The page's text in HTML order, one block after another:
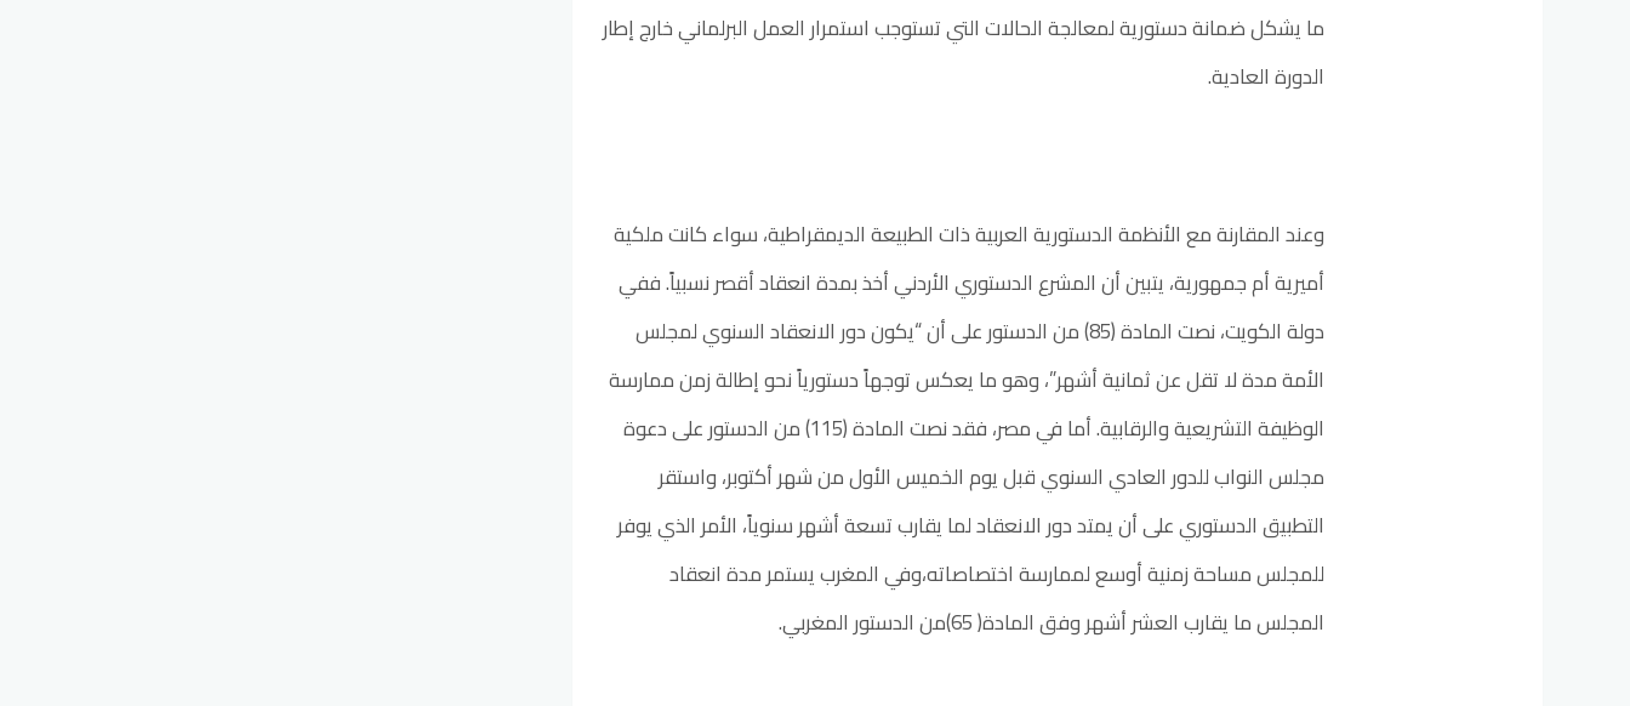
ما يشكل ضمانة دستورية لمعالجة الحالات التي تستوجب استمرار العمل البرلماني خارج إطار
الدورة العادية.
وعند المقارنة مع الأنظمة الدستورية العربية ذات الطبيعة الديمقراطية، سواء كانت ملكية
أميرية أم جمهورية، يتبين أن المشرع الدستوري الأردني أخذ بمدة انعقاد أقصر نسبياً. ففي
دولة الكويت، نصت المادة (85) من الدستور على أن “يكون دور الانعقاد السنوي لمجلس
الأمة مدة لا تقل عن ثمانية أشهر”، وهو ما يعكس توجهاً دستورياً نحو إطالة زمن ممارسة
الوظيفة التشريعية والرقابية. أما في مصر، فقد نصت المادة (115) من الدستور على دعوة
مجلس النواب للدور العادي السنوي قبل يوم الخميس الأول من شهر أكتوبر، واستقر
التطبيق الدستوري على أن يمتد دور الانعقاد لما يقارب تسعة أشهر سنوياً، الأمر الذي يوفر
للمجلس مساحة زمنية أوسع لممارسة اختصاصاته،وفي المغرب يستمر مدة انعقاد
المجلس ما يقارب العشر أشهر وفق المادة( 65)من الدستور المغربي.